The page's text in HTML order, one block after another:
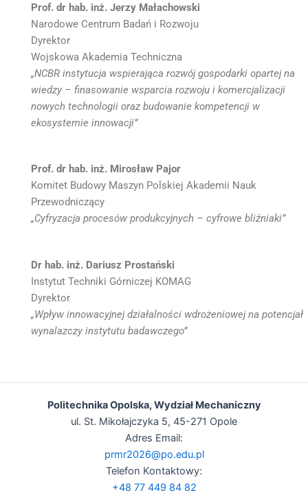
Prof. dr hab. inż. Jerzy Małachowski
Narodowe Centrum Badań i Rozwoju
Dyrektor
Wojskowa Akademia Techniczna
„NCBR instytucja wspierająca rozwój gospodarki opartej na
wiedzy – finasowanie wsparcia rozwoju i komercjalizacji
nowych technologii oraz budowanie kompetencji w
ekosystemie innowacji”
Prof. dr hab. inż. Mirosław Pajor
Komitet Budowy Maszyn Polskiej Akademii Nauk
Przewodniczący
„Cyfryzacja procesów produkcyjnych – cyfrowe bliźniaki”
Dr hab. inż. Dariusz Prostański
Instytut Techniki Górniczej KOMAG
Dyrektor
„Wpływ innowacyjnej działalności wdrożeniowej na potencjał
wynalazczy instytutu badawczego”
Politechnika Opolska, Wydział Mechaniczny
ul. St. Mikołajczyka 5, 45-271 Opole
Adres Email:
prmr2026@po.edu.pl
Telefon Kontaktowy:
+48 77 449 84 82